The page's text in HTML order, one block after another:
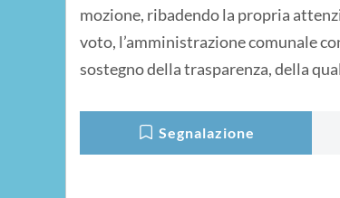
mozione, ribadendo la propria
voto, l’amministrazione comunale
sostegno della trasparenza, della
Segnalazione